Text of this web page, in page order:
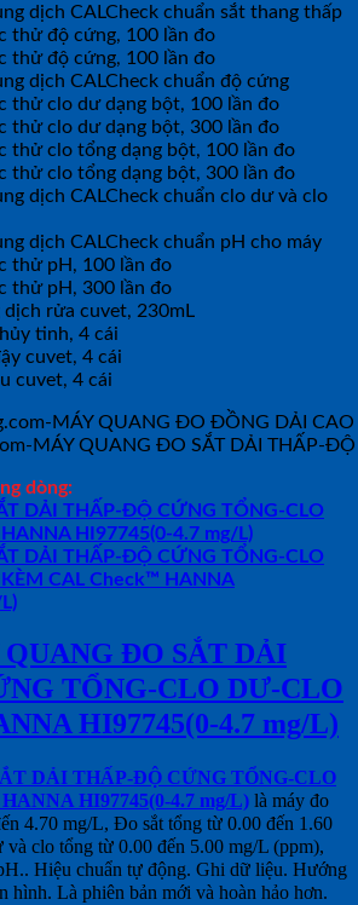
dịch CALCheck chuẩn sắt thang thấp
thử độ cứng, 100 lần đo
thử độ cứng, 100 lần đo
dịch CALCheck chuẩn độ cứng
thử clo dư dạng bột, 100 lần đo
thử clo dư dạng bột, 300 lần đo
thử clo tổng dạng bột, 100 lần đo
thử clo tổng dạng bột, 300 lần đo
dịch CALCheck chuẩn clo dư và clo
dịch CALCheck chuẩn pH cho máy
thử pH, 100 lần đo
thử pH, 300 lần đo
rửa cuvet, 230mL
tinh, 4 cái
cuvet, 4 cái
cuvet, 4 cái
MÁY QUANG ĐO SẮT DẢI THẤP-
dòng:
DẢI THẤP-ĐỘ CỨNG TỔNG-CLO
HI97745(0-4.7 mg/L)
DẢI THẤP-ĐỘ CỨNG TỔNG-CLO
CAL Check™ HANNA
ĐO SẮT DẢI
TỔNG-CLO DƯ-CLO
HI97745(0-4.7 mg/L)
DẢI THẤP-ĐỘ CỨNG TỔNG-CLO
HI97745(0-4.7 mg/L) là máy đo
4.70 mg/L, Đo sắt tổng từ 0.00 đến 1.60
clo tổng từ 0.00 đến 5.00 mg/L (ppm),
Hiệu chuẩn tự động. Ghi dữ liệu. Hướng
hình. Là phiên bản mới và hoàn hảo hơn.